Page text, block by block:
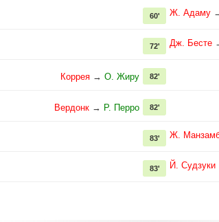
Ж. Адаму
60'
Дж. Бесте
72'
Коррея → О. Жиру 82'
Вердонк → Р. Перро 82'
Ж.
83'
Й. Судзуки
83'